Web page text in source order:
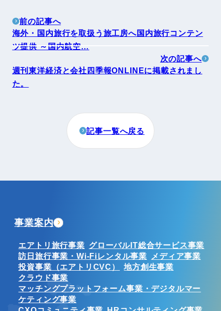
前の記事へ
海外・国内旅行を取扱う旅工房へ国内旅行コンテン
ツ提供 ～国内航空…
次の記事へ
週刊東洋経済と会社四季報ONLINEに掲載されまし
た。
記事一覧へ戻る
事業案内
エアトリ旅行事業 グローバルIT総合サービス事業
訪日旅行事業・Wi-Fiレンタル事業
メディア事業
投資事業（エアトリCVC）
地方創生事業
クラウド事業
マッチングプラットフォーム事業・デジタルマー
ケティング事業